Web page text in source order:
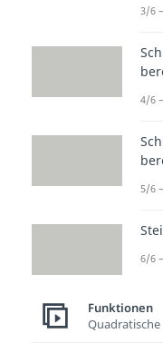
3/6
4/6
5/6
6/6
Funktionen